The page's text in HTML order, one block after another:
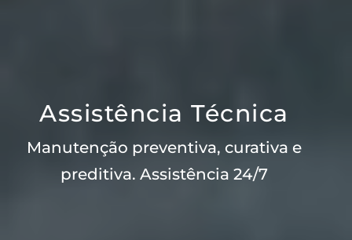
Assistência Técnica
Manutenção preventiva, curativa e
preditiva. Assistência 24/7